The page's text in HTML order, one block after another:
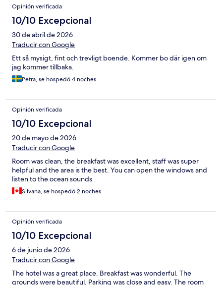
Opinión verificada
10/10 Excepcional
30 de abril de 2026
Traducir con Google
Ett så mysigt, fint och trevligt boende. Kommer bo där igen om
jag kommer tillbaka.
Petra, se hospedó 4 noches
Opinión verificada
10/10 Excepcional
20 de mayo de 2026
Traducir con Google
Room was clean, the breakfast was excellent, staff was super
helpful and the area is the best. You can open the windows and
listen to the ocean sounds
Silvana, se hospedó 2 noches
Opinión verificada
10/10 Excepcional
6 de junio de 2026
Traducir con Google
The hotel was a great place. Breakfast was wonderful. The
grounds were beautiful. Parking was close and easy. The room